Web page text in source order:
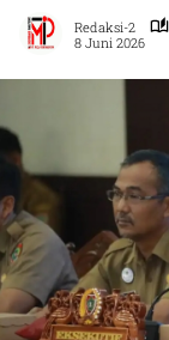
Redaksi-2
8 Juni 2026